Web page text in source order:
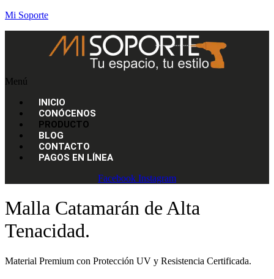
Mi Soporte
Menú
INICIO
CONÓCENOS
PRODUCTO
BLOG
CONTACTO
PAGOS EN LÍNEA
Facebook Instagram
Malla Catamarán de Alta
Tenacidad.
Material Premium con Protección UV y Resistencia Certificada.